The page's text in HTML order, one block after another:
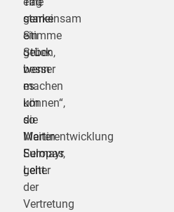
starke
Stimme
geben,
wenn
es
um
die
Weiterentwicklung
Europas
geht.
gemeinsam
ein
Stück
besser
machen
können“,
so
Martin
Selmayr,
Leiter
der
Vertretung